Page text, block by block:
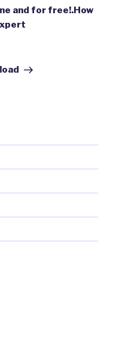
and for free!.How